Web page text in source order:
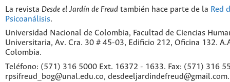
La revista Desde el Jardín de Freud también hace parte de la Red
Psicoanálisis.
Universidad Nacional de Colombia, Facultad de Ciencias
Universitaria, Av. Cra. 30 # 45-03, Edificio 212, Oficina 132.
Colombia.
Teléfono: (571) 316 5000 Ext. 16372 - 1633. Fax: (571) 316
rpsifreud_bog@unal.edu.co, desdeeljardindefreud@gmail.com.